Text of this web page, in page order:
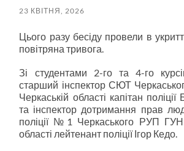
23 КВІТНЯ, 2026
Цього разу бесіду провели в
повітряна тривога.
Зі студентами 2-го та 4-го
старший інспектор СЮТ
Черкаській області капітан
та інспектор дотримання прав
поліції №1 Черкаського РУП
області лейтенант поліції Ігор Кедо.